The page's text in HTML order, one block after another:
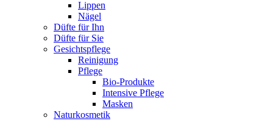
Lippen
Nägel
Düfte für Ihn
Düfte für Sie
Gesichtspflege
Reinigung
Pflege
Bio-Produkte
Intensive Pflege
Masken
Naturkosmetik